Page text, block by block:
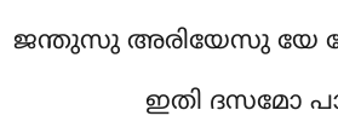
ജന്തുസു അരിയേസു യേ
ഇതി ദസമോ